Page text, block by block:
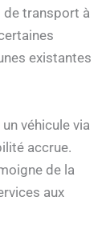
de transport à
existantes
véhicule via
accrue.
de la
aux